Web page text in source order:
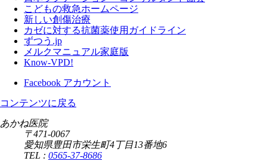
こどもの救急ホームページ
新しい創傷治療
カゼに対する抗菌薬使用ガイドライン
ずつう.jp
メルクマニュアル家庭版
Know-VPD!
Facebook アカウント
コンテンツに戻る
あかね医院
〒471-0067
愛知県豊田市栄生町4丁目13番地6
TEL : 0565-37-8686